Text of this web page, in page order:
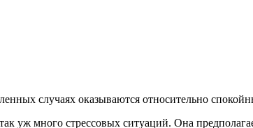
случаях оказываются относительно
уж много стрессовых ситуаций. Она